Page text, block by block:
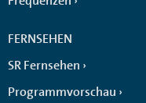
FERNSEHEN
SR Fernsehen
Programmvorschau